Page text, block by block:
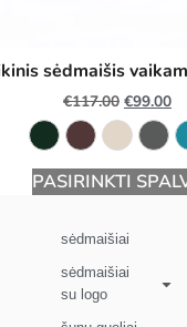
sėdmaišis
€117.00 €99.00
PASIRINKTI
sėdmaišiai
sėdmaišiai
su logo